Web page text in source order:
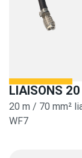
LIAISONS
20 m / 70 mm²
WF7